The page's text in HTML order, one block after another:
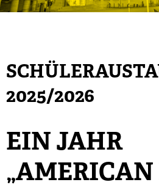
2025/2026
EIN JAHR
„AMERICAN